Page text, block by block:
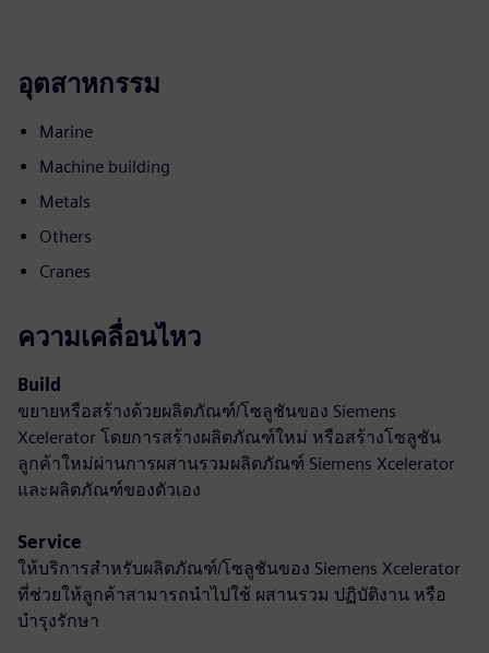
อุตสาหกรรม
Marine
Machine building
Metals
Others
Cranes
ความเคลื่อนไหว
Build
ขยายหรือสร้างด้วยผลิตภัณฑ์/โซลูชันของ Siemens
Xcelerator โดยการสร้างผลิตภัณฑ์ใหม่ หรือสร้างโซลูชัน
ลูกค้าใหม่ผ่านการผสานรวมผลิตภัณฑ์ Siemens Xcelerator
และผลิตภัณฑ์ของตัวเอง
Service
ให้บริการสำหรับผลิตภัณฑ์/โซลูชันของ Siemens Xcelerator
ที่ช่วยให้ลูกค้าสามารถนำไปใช้ ผสานรวม ปฏิบัติงาน หรือ
บำรุงรักษา